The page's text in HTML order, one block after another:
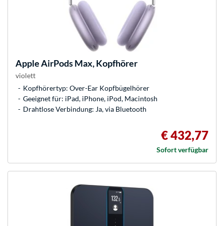
AppleAirPods Max, Kopfhörer
violett
Kopfhörertyp: Over-Ear Kopfbügelhörer
Geeignet für: iPad, iPhone, iPod, Macintosh
Drahtlose Verbindung: Ja, via Bluetooth
€ 432,77
Sofort verfügbar